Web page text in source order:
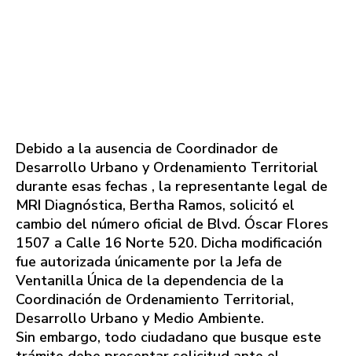
Debido a la ausencia de Coordinador de
Desarrollo Urbano y Ordenamiento Territorial
durante esas fechas , la representante legal de
MRI Diagnóstica, Bertha Ramos, solicitó el
cambio del número oficial de Blvd. Óscar Flores
1507 a Calle 16 Norte 520. Dicha modificación
fue autorizada únicamente por la Jefa de
Ventanilla Única de la dependencia de la
Coordinación de Ordenamiento Territorial,
Desarrollo Urbano y Medio Ambiente.
Sin embargo, todo ciudadano que busque este